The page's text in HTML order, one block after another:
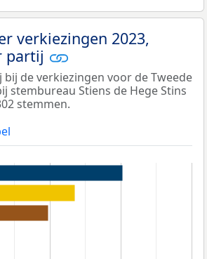
verkiezingen 2023,
partij
de verkiezingen voor de Tweede
stembureau Stiens de Hege Stins
stemmen.